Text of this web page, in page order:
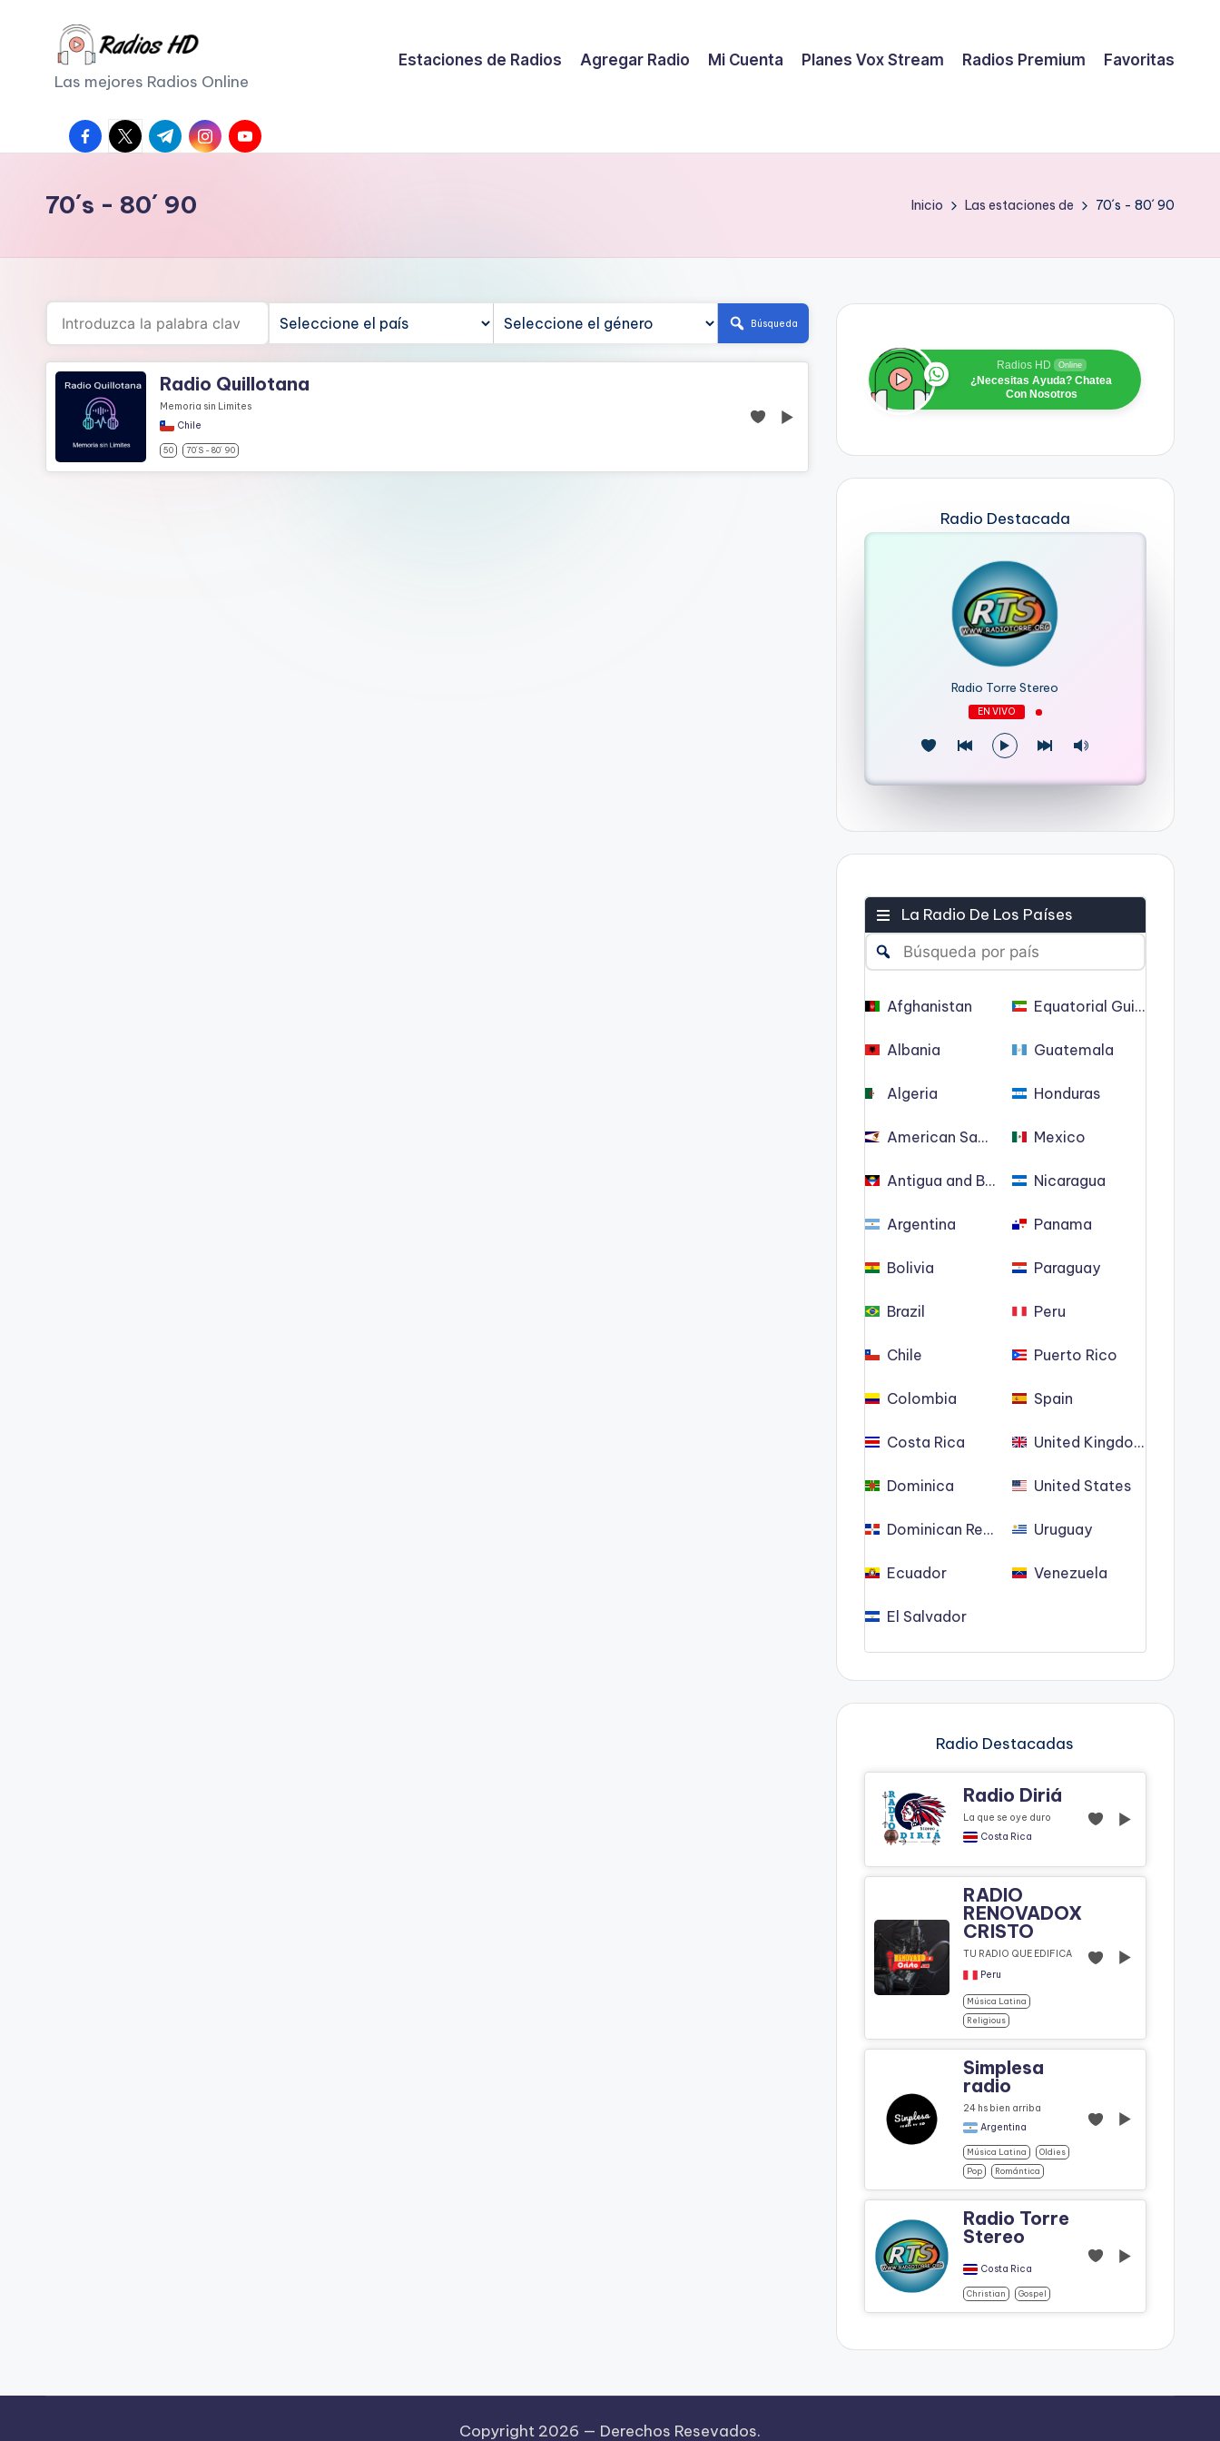
Las mejores Radios Online
Estaciones de Radios Agregar Radio Mi Cuenta Planes Vox Stream Radios Premium Favoritas
facebook.com
twitter.com
t.me instagram.com
youtube.com
70´s - 80´ 90 Inicio Las estaciones de 70´s - 80´ 90
Búsqueda
Radio Quillotana
Memoria sin Limites
Chile
50 70´s - 80´ 90
Radios HD Online
¿Necesitas Ayuda? Chatea
Con Nosotros
Radio Destacada
Radio Torre Stereo
EN VIVO
La Radio De Los Países
Afghanistan
Albania
Algeria
American Samoa
Antigua and Barbuda
Argentina
Bolivia
Brazil
Chile
Colombia
Costa Rica
Dominica
Dominican Republic
Ecuador
El Salvador
Equatorial Guinea
Guatemala
Honduras
Mexico
Nicaragua
Panama
Paraguay
Peru
Puerto Rico
Spain
United Kingdom
United States
Uruguay
Venezuela
Radio Destacadas
Radio Diriá
La que se oye duro
Costa Rica
RADIO
RENOVADOX
CRISTO
TU RADIO QUE EDIFICA
Peru
Música Latina
Religious
Simplesa
radio
24 hs bien arriba
Argentina
Música Latina
Oldies
Pop
Romántica
Radio Torre
Stereo
Costa Rica
Christian Gospel
Copyright 2026 — Derechos Resevados.